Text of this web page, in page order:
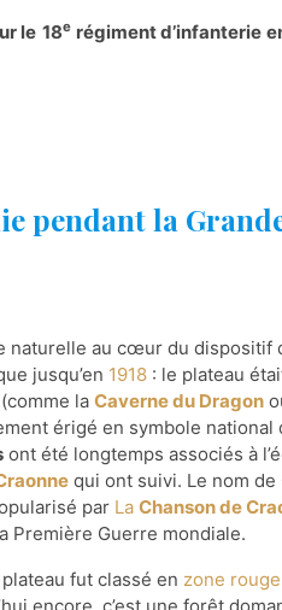
le 18e régiment d’infanterie
pendant la
naturelle au cœur du dispositif
jusqu’en 1918: le plateau
la Caverne du Dragon
érigé en symbole national
ont été longtemps associés à
qui ont suivi. Le nom
par La Chanson de
Première Guerre mondiale.
fut classé en zone rouge